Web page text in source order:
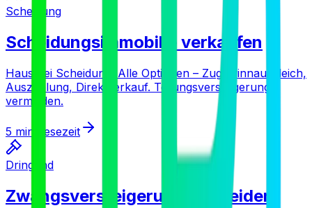
Scheidung
Scheidungsimmobilie verkaufen
Haus bei Scheidung: Alle Optionen – Zugewinnausgleich,
Auszahlung, Direktverkauf. Teilungsversteigerung
vermeiden.
5 min Lesezeit
Dringend
Zwangsversteigerung vermeiden